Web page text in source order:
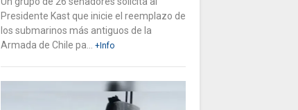
Presidente Kast que inicie el reemplazo de
los submarinos más antiguos de la
Armada de Chile pa...
+Info